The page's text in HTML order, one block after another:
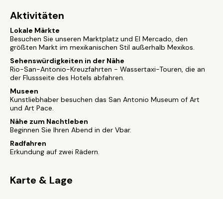
Aktivitäten
Lokale Märkte
Besuchen Sie unseren Marktplatz und El Mercado, den
größten Markt im mexikanischen Stil außerhalb Mexikos.
Sehenswürdigkeiten in der Nähe
Rio-San-Antonio-Kreuzfahrten - Wassertaxi-Touren, die an
der Flussseite des Hotels abfahren.
Museen
Kunstliebhaber besuchen das San Antonio Museum of Art
und Art Pace.
Nähe zum Nachtleben
Beginnen Sie Ihren Abend in der Vbar.
Radfahren
Erkundung auf zwei Rädern.
Karte & Lage